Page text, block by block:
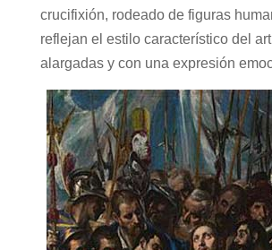
crucifixión, rodeado de figuras
reflejan el estilo característico del
alargadas y con una expresión